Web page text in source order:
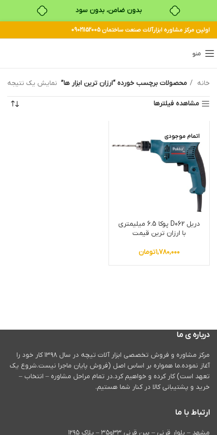
بدون ضامن، بدون سود
خرید قسطی با ترب‌پی
اولین مرکز مشاوره ابزارآلات صنعت ساختمان 09021152005
منو
خانه محصولات برچسب خورده “ارزان ترین ابزار ها” نمایش یک نتیجه
مشاهده فیلترها
اتمام موجودی
دریل D062 پوکا 6.5 میلیمتری
با ارزان ترین قیمت
۱,۷۸۰,۰۰۰تومان
درباره ی ما
مرکز مشاوره و فروش تخصصی ابزار آلات تیچه در سال ۱۳۹۸ کار خود را
آغاز نموده.ما همواره بر اساس اصل (فروش پایان ماجرا نیست.شروع یک
تعهد است) کار کرده و خواهیم کرد.در تمام مراحل مشاوره – انتخاب –
خرید و پشتیبانی کالا در کنار شما هستیم.
ارتباط با ما
مشهد – بلوار قرنی – بین قرنی ۳۳و۳۵ – پلاک ۱۲۹۵